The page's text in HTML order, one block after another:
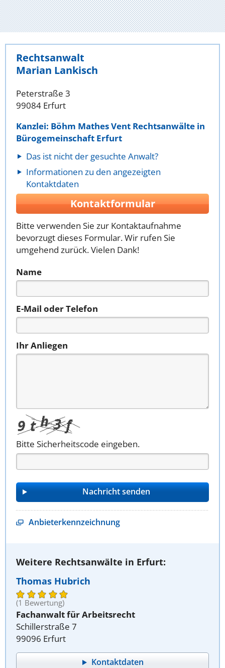
Rechtsanwalt
Marian Lankisch
Peterstraße 3
99084 Erfurt
Kanzlei: Böhm Mathes Vent Rechtsanwälte in
Bürogemeinschaft Erfurt
Das ist nicht der gesuchte Anwalt?
Informationen zu den angezeigten
Kontaktdaten
Kontaktformular
Bitte verwenden Sie zur Kontaktaufnahme
bevorzugt dieses Formular. Wir rufen Sie
umgehend zurück. Vielen Dank!
Name
E-Mail oder Telefon
Ihr Anliegen
Bitte Sicherheitscode eingeben.
Anbieterkennzeichnung
Weitere Rechtsanwälte in Erfurt:
Thomas Hubrich
(1 Bewertung)
Fachanwalt für Arbeitsrecht
Schillerstraße 7
99096 Erfurt
Kontaktdaten